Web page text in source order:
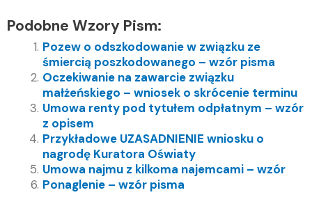
Podobne Wzory Pism:
Pozew o odszkodowanie w związku ze
śmiercią poszkodowanego – wzór pisma
Oczekiwanie na zawarcie związku
małżeńskiego – wniosek o skrócenie terminu
Umowa renty pod tytułem odpłatnym – wzór
z opisem
Przykładowe UZASADNIENIE wniosku o
nagrodę Kuratora Oświaty
Umowa najmu z kilkoma najemcami – wzór
Ponaglenie – wzór pisma